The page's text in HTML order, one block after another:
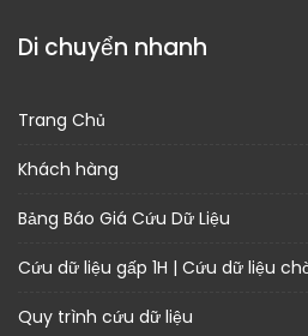
Di chuyển nhanh
Trang Chủ
Khách hàng
Bảng Báo Giá Cứu Dữ Liệu
Cứu dữ liệu gấp 1H | Cứu dữ liệu
Quy trình cứu dữ liệu